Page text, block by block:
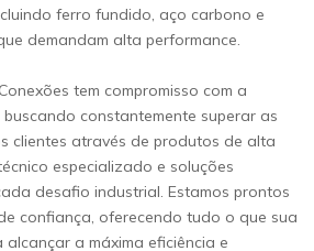
ferro fundido, aço carbono e
demandam alta performance.
tem compromisso com a
constantemente superar as
clientes através de produtos de alta
especializado e soluções
desafio industrial. Estamos prontos
confiança, oferecendo tudo o que sua
a máxima eficiência e